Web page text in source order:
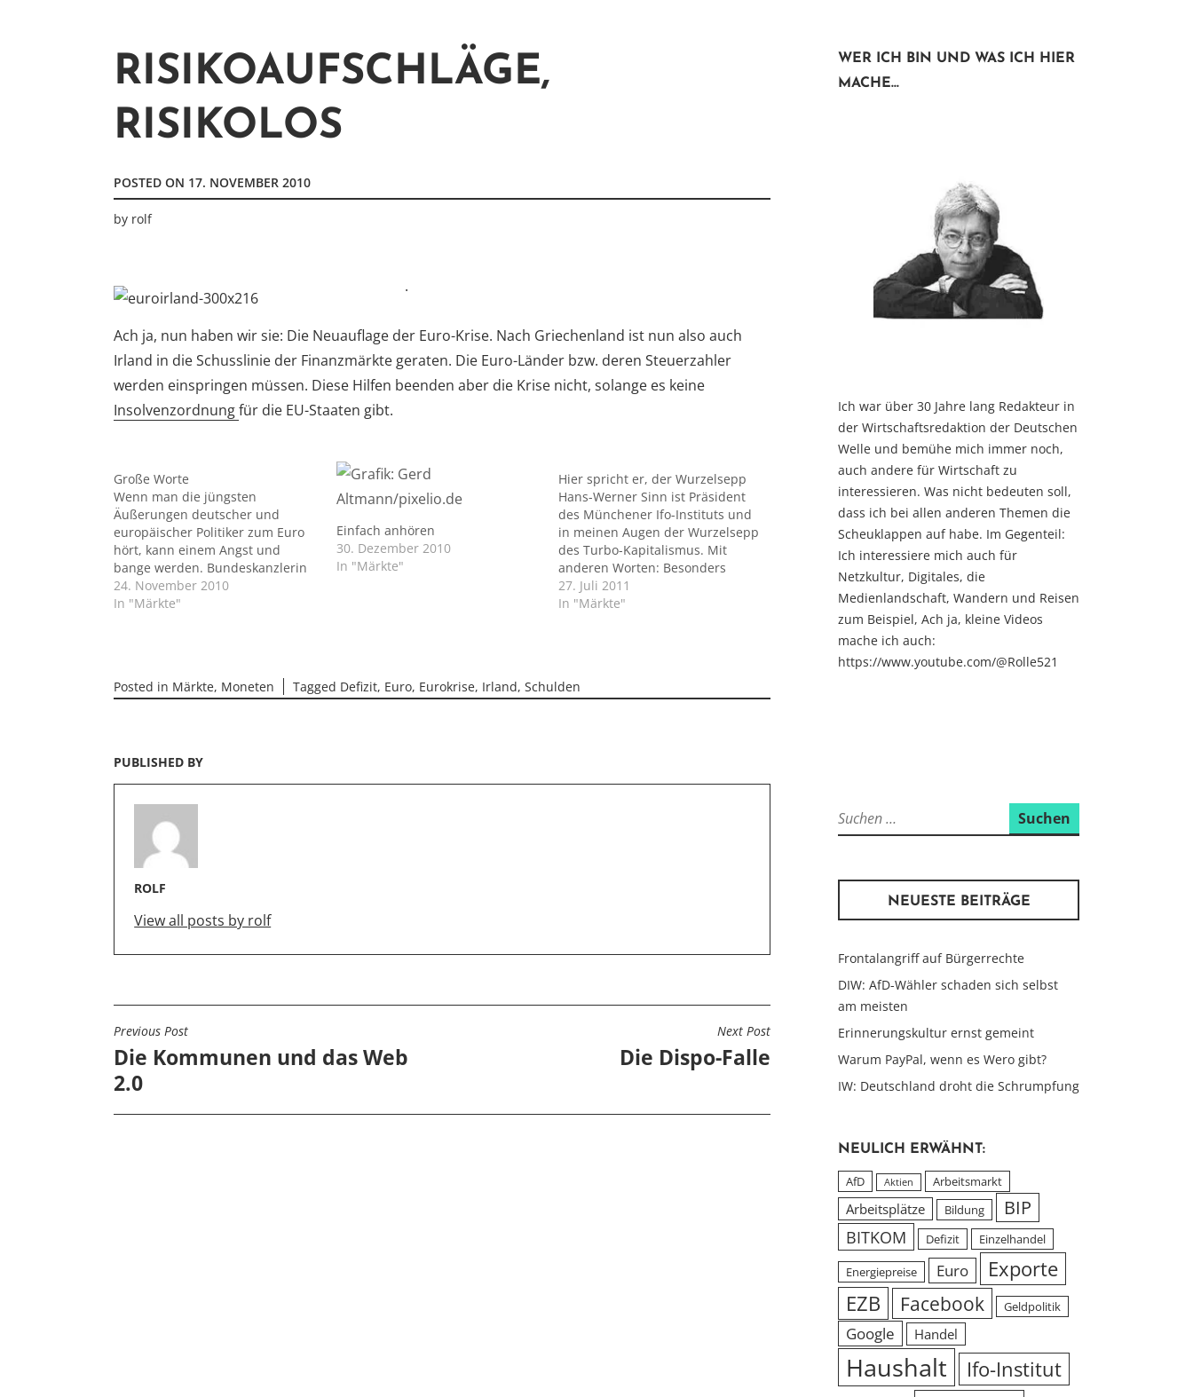
RISIKOAUFSCHLÄGE,
RISIKOLOS
POSTED ON 17. NOVEMBER 2010
by rolf
.
Ach ja, nun haben wir sie: Die Neuauflage der Euro-Krise. Nach Griechenland ist nun also auch
Irland in die Schusslinie der Finanzmärkte geraten. Die Euro-Länder bzw. deren Steuerzahler
werden einspringen müssen. Diese Hilfen beenden aber die Krise nicht, solange es keine
Insolvenzordnungfür die EU-Staaten gibt.
Große Worte
Wenn man die jüngsten
Äußerungen deutscher und
europäischer Politiker zum Euro
hört, kann einem Angst und
bange werden. Bundeskanzlerin
Angela Merkel bezeichnet die
Lage des Euro in der
Schäuble stößt ins gleiche Horn,
indem er warnt, es stehe unsere
24. November 2010
In "Märkte"
Einfach anhören
30. Dezember 2010
In "Märkte"
Hier spricht er, der Wurzelsepp
Hans-Werner Sinn ist Präsident
des Münchener Ifo-Instituts und
in meinen Augen der Wurzelsepp
des Turbo-Kapitalismus. Mit
anderen Worten: Besonders
symphatisch ist er mir nicht,
seine glühenden Plädoyers für
Wirtschaftswoche einen
27. Juli 2011
In "Märkte"
Posted in Märkte, Moneten Tagged Defizit, Euro, Eurokrise, Irland, Schulden
PUBLISHED BY
ROLF
View all posts by rolf
BEITRAGSNAVIGATION
Previous Post
Die Kommunen und das Web
2.0
Next Post
Die Dispo-Falle
WER ICH BIN UND WAS ICH HIER
MACHE...
Ich war über 30 Jahre lang Redakteur in
der Wirtschaftsredaktion der Deutschen
Welle und bemühe mich immer noch,
auch andere für Wirtschaft zu
interessieren. Was nicht bedeuten soll,
dass ich bei allen anderen Themen die
Scheuklappen auf habe. Im Gegenteil:
Ich interessiere mich auch für
Netzkultur, Digitales, die
Medienlandschaft, Wandern und Reisen
zum Beispiel, Ach ja, kleine Videos
mache ich auch:
https://www.youtube.com/@Rolle521
Suchen
nach:
NEUESTE BEITRÄGE
Frontalangriff auf Bürgerrechte
DIW: AfD-Wähler schaden sich selbst
am meisten
Erinnerungskultur ernst gemeint
Warum PayPal, wenn es Wero gibt?
IW: Deutschland droht die Schrumpfung
NEULICH ERWÄHNT:
AfD Aktien Arbeitsmarkt
Arbeitsplätze Bildung BIP
BITKOM Defizit Einzelhandel
Energiepreise Euro
Exporte
EZB
Facebook Geldpolitik
Google Handel
Haushalt Ifo-Institut